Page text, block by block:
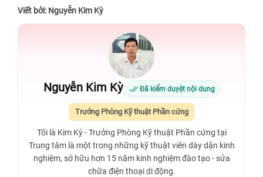
Viết bởi: Nguyễn Kim Kỳ
Nguyễn Kim Kỳ Đã kiểm duyệt nội dung
Trưởng Phòng Kỹ thuật Phần cứng
Tôi là Kim Kỳ - Trưởng Phòng Kỹ thuật Phần cứng tại
Trung tâm là một trong những kỹ thuật viên dày dặn kinh
nghiệm, sở hữu hơn 15 năm kinh nghiệm đào tạo - sửa
chữa điện thoại di động.